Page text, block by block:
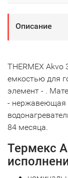
Описание
THERMEX Akvo
емкостью для
элемент - .
- нержавеющая
84 месяца.
Термекс